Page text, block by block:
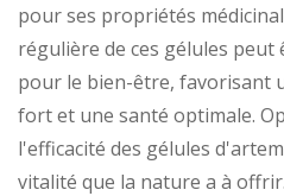
pour ses propriétés
régulière de ces gélules
pour le bien-être, favorisant
fort et une santé optimale.
l'efficacité des gélules
vitalité que la nature a à offrir.